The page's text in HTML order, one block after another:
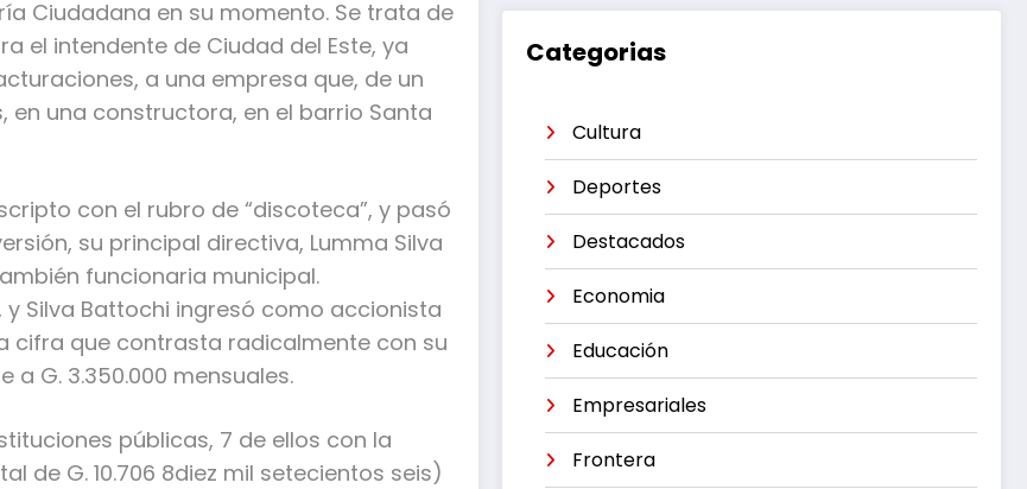
Ciudadana en su momento. Se trata de
el intendente de Ciudad del Este, ya
a una empresa que, de un
una constructora, en el barrio Santa
con el rubro de “discoteca”, y pasó
su principal directiva, Lumma Silva
funcionaria municipal.
Silva Battochi ingresó como accionista
cifra que contrasta radicalmente con su
G. 3.350.000 mensuales.
públicas, 7 de ellos con la
de G. 10.706 8diez mil setecientos seis)
Categorias
Cultura
Deportes
Destacados
Economia
Educación
Empresariales
Frontera